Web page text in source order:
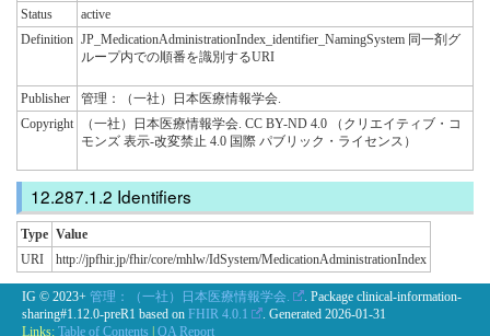
Status
active
Definition JP_MedicationAdministrationIndex_identifier_NamingSystem 同一剤グ
ループ内での順番を識別するURI
Publisher
管理：（一社）日本医療情報学会.
Copyright
（一社）日本医療情報学会. CC BY-ND 4.0 （クリエイティブ・コ
モンズ 表示-改変禁止 4.0 国際 パブリック・ライセンス）
Identifiers
Type Value
URI
http://jpfhir.jp/fhir/core/mhlw/IdSystem/MedicationAdministrationIndex
IG © 2023+ 管理：（一社）日本医療情報学会.
. Package clinical-information-
sharing#1.12.0-preR1 based on FHIR 4.0.1 . Generated 2026-01-31
Links: Table of Contents QA Report